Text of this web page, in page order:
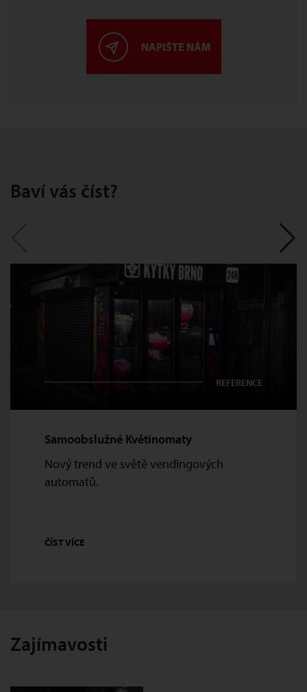
NAPIŠTE NÁM
Baví vás číst?
REFERENCE
Samoobslužné Květinomaty
Nový trend ve světě vendingových
automatů.
ČÍST VÍCE
Zajímavosti